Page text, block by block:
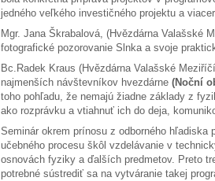
jedného veľkého investičného projektu a
Mgr. Jana Škrabalová, (Hvězdárna Valašské
fotografické pozorovanie Slnka a svoje
Bc.Radek Kraus (Hvězdárna Valašské
najmenších návštevníkov hvezdárne (Noční
toho pohľadu, že nemajú žiadne základy z
ako rozprávku a vtiahnuť ich do deja,
Seminár okrem prínosu z odborného
učebného procesu škôl vzdelávanie v
osnovách fyziky a ďalších predmetov. Preto
potrebné sústrediť sa na vytváranie takej